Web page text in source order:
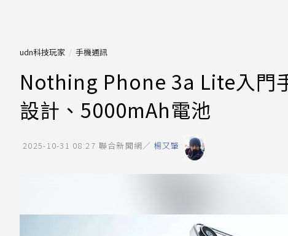
udn科技玩家 手機通訊
Nothing Phone 3a Lite入門
設計、5000mAh電池
2025-10-31 08:27 聯合新聞網／ 楊又肇